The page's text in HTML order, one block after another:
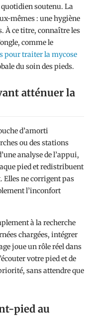
quotidien soutenu. La
mêmes : une hygiène
À ce titre, connaître les
comme le
pour traiter la mycose
du soin des pieds.
atténuer la
d’amorti
ou des stations
analyse de l’appui,
pied et redistribuent
Elles ne corrigent pas
l’inconfort
à la recherche
chargées, intégrer
joue un rôle réel dans
votre pied et de
sans attendre que
pied au